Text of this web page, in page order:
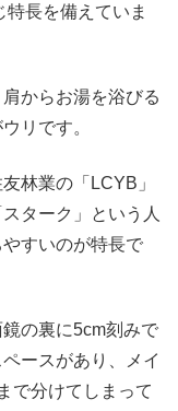
特長を備えていま
からお湯を浴びる
リです。
林業の「LCYB」
ターク」という人
すいのが特長で
の裏に5cm刻みで
ースがあり、メイ
で分けてしまって